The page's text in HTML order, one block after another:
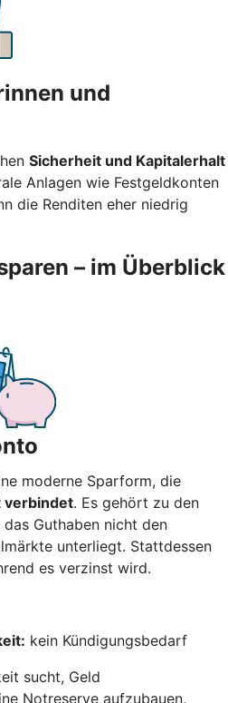
und
Sicherheit und Kapitalerhalt
Anlagen wie Festgeldkonten
die Renditen eher niedrig
– im Überblick
moderne Sparform, die
verbindet. Es gehört zu den
Guthaben nicht den
unterliegt. Stattdessen
es verzinst wird.
kein Kündigungsbedarf
sucht, Geld
Notreserve aufzubauen,